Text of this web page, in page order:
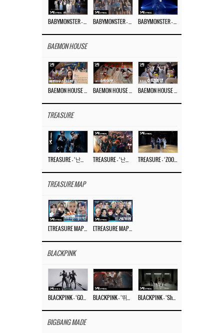
BABYMONSTER – ‘Last Evaluation’ EP.8 BABYMONSTER – ‘Last Evaluation’ EP.7 BABYMONSTER – ‘Last Evaluation’ EP.6
BAEMON HOUSE
BAEMON HOUSE EP.8 BAEMON HOUSE EP.7 BAEMON HOUSE EP.6
TREASURE
TREASURE – ‘난리나 (NALLY-NA) (HYUNHAYO)’ DANCE PERFORMANCE VIDEO TREASURE – ‘난리나 (NALLY-NA) (HYUNHAYO)’ M/V TREASURE – ‘ZOOM ZOOM’ DANCE PRACTICE VIDEO
TREASURE MAP
[TREASURE MAP] EP.77 🥲 우리 트레저 겁쟁이 아닙니다 🤚 기묘한 전시회 [TREASURE MAP] EP.77 🕯️ THE STRANGE EXHIBITION 🕰️ TEASER
BLACKPINK
BLACKPINK – ‘GO’ M/V BLACKPINK – ‘뛰어(JUMP)’ M/V BLACKPINK – ‘Shut Down’ DANCE PERFORMANCE VIDEO
BIGBANG MADE